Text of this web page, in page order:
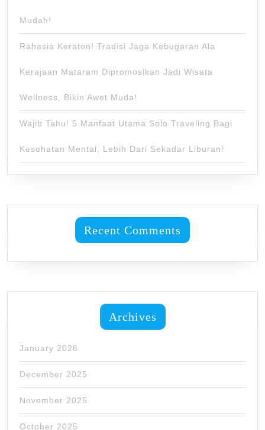
Mudah!
Rahasia Keraton! Tradisi Jaga Kebugaran Ala
Kerajaan Mataram Dipromosikan Jadi Wisata
Wellness, Bikin Awet Muda!
Wajib Tahu! 5 Manfaat Utama Solo Traveling Bagi
Kesehatan Mental, Lebih Dari Sekadar Liburan!
Recent Comments
Archives
January 2026
December 2025
November 2025
October 2025